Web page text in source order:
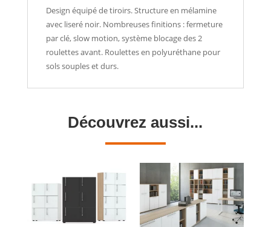
Design équipé de tiroirs. Structure en mélamine
avec liseré noir. Nombreuses finitions : fermeture
par clé, slow motion, système blocage des 2
roulettes avant. Roulettes en polyuréthane pour
sols souples et durs.
Découvrez aussi...